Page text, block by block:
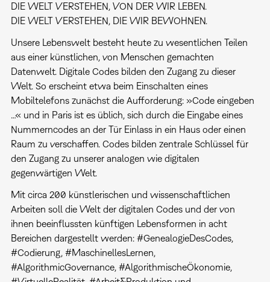
DIE WELT VERSTEHEN, VON DER WIR LEBEN.
DIE WELT VERSTEHEN, DIE WIR BEWOHNEN.
Unsere Lebenswelt besteht heute zu wesentlichen Teilen
aus einer künstlichen, von Menschen gemachten
Datenwelt. Digitale Codes bilden den Zugang zu dieser
Welt. So erscheint etwa beim Einschalten eines
Mobiltelefons zunächst die Aufforderung: »Code eingeben
…« und in Paris ist es üblich, sich durch die Eingabe eines
Nummerncodes an der Tür Einlass in ein Haus oder einen
Raum zu verschaffen. Codes bilden zentrale Schlüssel für
den Zugang zu unserer analogen wie digitalen
gegenwärtigen Welt.
Mit circa 200 künstlerischen und wissenschaftlichen
Arbeiten soll die Welt der digitalen Codes und der von
ihnen beeinflussten künftigen Lebensformen in acht
Bereichen dargestellt werden: #GenealogieDesCodes,
#Codierung, #MaschinellesLernen,
#AlgorithmicGovernance, #AlgorithmischeÖkonomie,